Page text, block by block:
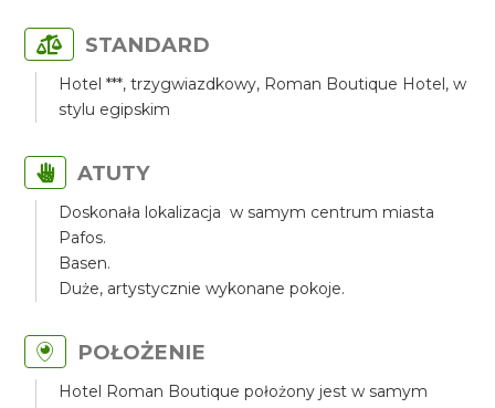
STANDARD
Hotel ***, trzygwiazdkowy, Roman Boutique Hotel, w
stylu egipskim
ATUTY
Doskonała lokalizacja w samym centrum miasta
Pafos.
Basen.
Duże, artystycznie wykonane pokoje.
POŁOŻENIE
Hotel Roman Boutique położony jest w samym